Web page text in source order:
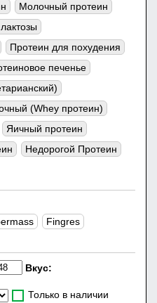
Молочный протеин
Протеин для похудения
печенье
(Whey протеин)
Яичный протеин
Недорогой Протеин
Fingres
Вкус:
Только в наличии